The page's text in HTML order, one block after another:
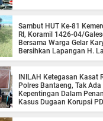
Sambut HUT Ke-81
RI, Koramil 1426-04/
Bersama Warga Gelar
Bersihkan Lapangan H.
INILAH Ketegasan Kasat
Polres Bantaeng, Tak Ada
Kepentingan Dalam
Kasus Dugaan Korupsi